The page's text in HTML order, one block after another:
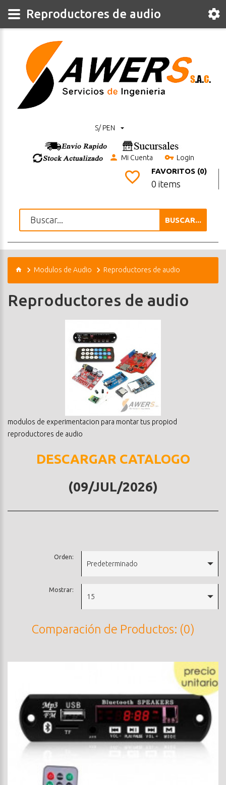
S/ PEN
Mi Cuenta Login
FAVORITOS (0)
0 items
BUSCAR...
Modulos de Audio Reproductores de audio
Reproductores de audio
modulos de experimentacion para montar tus propiod
reproductores de audio
DESCARGAR CATALOGO
(09/JUL/2026)
Orden:
Predeterminado
Mostrar:
15
Comparación de Productos: (0)
Reproductores de audio